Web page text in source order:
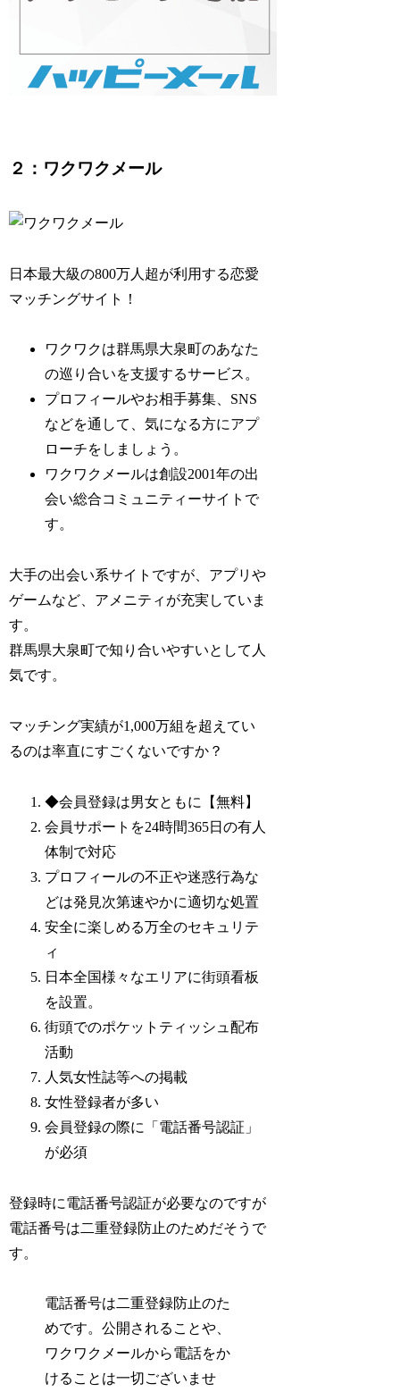
２：ワクワクメール
日本最大級の800万人超が利用する恋愛
マッチングサイト！
ワクワクは群馬県大泉町のあなた
の巡り合いを支援するサービス。
プロフィールやお相手募集、SNS
などを通して、気になる方にアプ
ローチをしましょう。
ワクワクメールは創設2001年の出
会い総合コミュニティーサイトで
す。
大手の出会い系サイトですが、アプリや
ゲームなど、アメニティが充実していま
す。
群馬県大泉町で知り合いやすいとして人
気です。
マッチング実績が1,000万組を超えてい
るのは率直にすごくないですか？
◆会員登録は男女ともに【無料】
会員サポートを24時間365日の有人
体制で対応
プロフィールの不正や迷惑行為な
どは発見次第速やかに適切な処置
安全に楽しめる万全のセキュリテ
ィ
日本全国様々なエリアに街頭看板
を設置。
街頭でのポケットティッシュ配布
活動
人気女性誌等への掲載
女性登録者が多い
会員登録の際に「電話番号認証」
が必須
登録時に電話番号認証が必要なのですが
電話番号は二重登録防止のためだそうで
す。
電話番号は二重登録防止のた
めです。公開されることや、
ワクワクメールから電話をか
けることは一切ございませ